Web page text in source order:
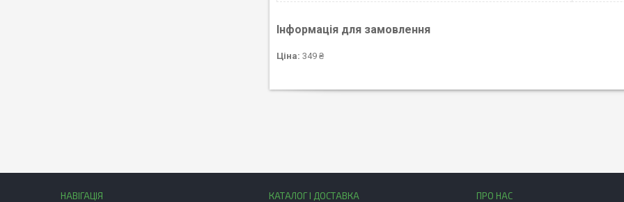
Інформація для замовлення
Ціна: 349 ₴
НАВІГАЦІЯ КАТАЛОГ І ДОСТАВКА ПРО НАС